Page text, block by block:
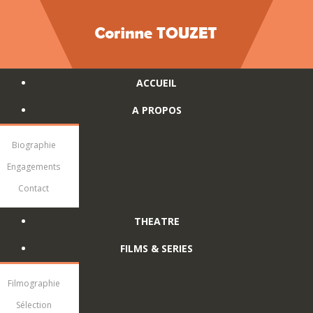
ACCUEIL
A PROPOS
Biographie
Engagements
Contact
THEATRE
FILMS & SERIES
Filmographie
Sélection